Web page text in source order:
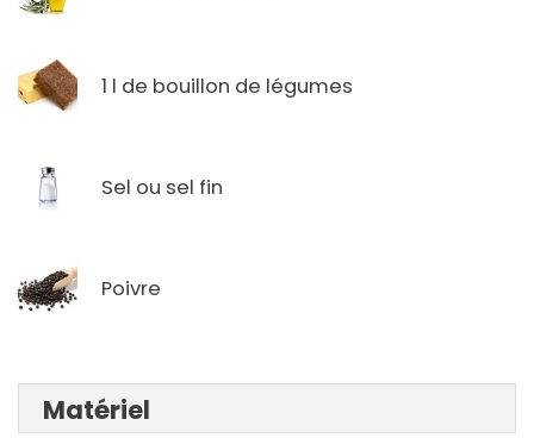
1 l de bouillon de légumes
Sel ou sel fin
Poivre
Matériel